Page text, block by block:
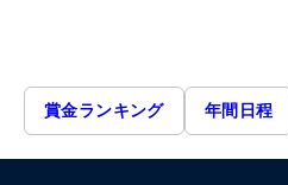
賞金ランキング 年間日程